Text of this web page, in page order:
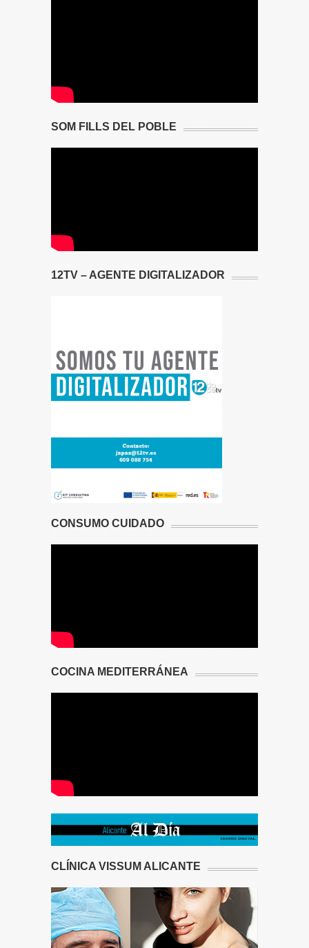
SOM FILLS DEL POBLE
12TV – AGENTE DIGITALIZADOR
CONSUMO CUIDADO
COCINA MEDITERRÁNEA
CLÍNICA VISSUM ALICANTE